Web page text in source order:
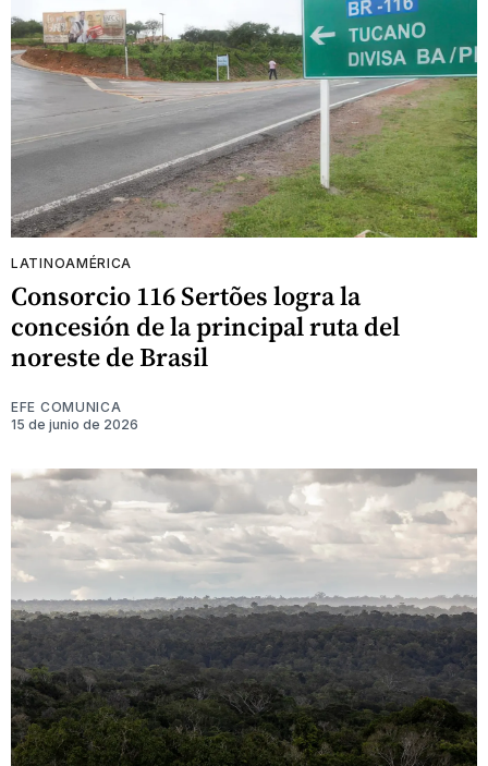
LATINOAMÉRICA
Consorcio 116 Sertões logra la
concesión de la principal ruta del
noreste de Brasil
EFE COMUNICA
15 de junio de 2026